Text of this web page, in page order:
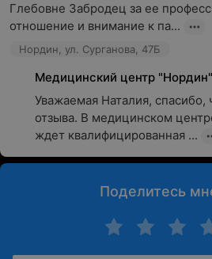
Глебовне Забродец за ее
отношение и внимание к па...
Нордин, ул. Сурганова, 47Б
Медицинский центр
Уважаемая Наталия,
отзыва. В медицинском
ждет квалифицированная ...
Поделитесь